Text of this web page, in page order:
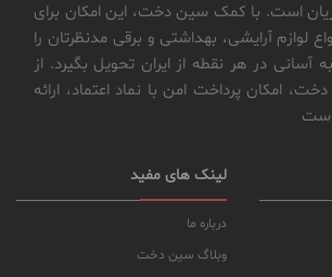
است. با کمک سین دخت، این امکان برای
لوازم آرایشی، بهداشتی و برقی مدنظرتان را
در هر نقطه از ایران تحویل بگیرد. از
امکان پرداخت امن با نماد اعتماد، ارائه
لینک های مفید
درباره ما
وبلاگ سین دخت